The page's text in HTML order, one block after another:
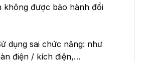
không được bảo hành đổi
dụng sai chức năng: như
điện / kích điện,…